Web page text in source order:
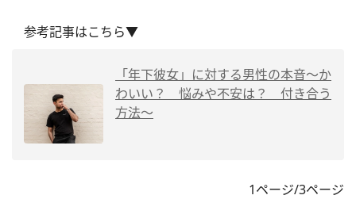
参考記事はこちら▼
「年下彼女」に対する男性の本音～か
わいい？ 悩みや不安は？ 付き合う
方法～
1ページ/3ページ